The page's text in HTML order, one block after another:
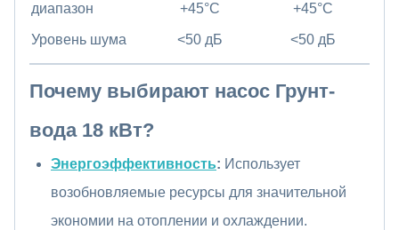
диапазон
+45°C
+45°C
Уровень шума <50 дБ <50 дБ
Почему выбирают насос Грунт-
вода18 кВт?
Энергоэффективность: Использует
возобновляемые ресурсы для значительной
экономии на отоплении и охлаждении.